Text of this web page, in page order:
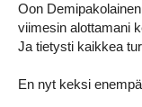
Oon
viimesin alottamani
Ja tietysti kaikkea
En nyt keksi